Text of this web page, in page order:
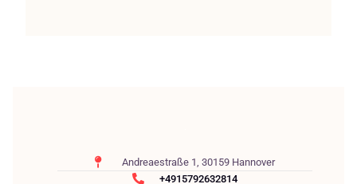
Andreaestraße 1, 30159 Hannover
+4915792632814